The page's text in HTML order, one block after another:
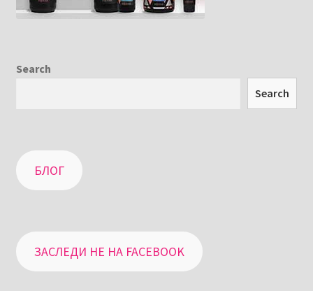
Search
Search
БЛОГ
ЗАСЛЕДИ НЕ НА FACEBOOK